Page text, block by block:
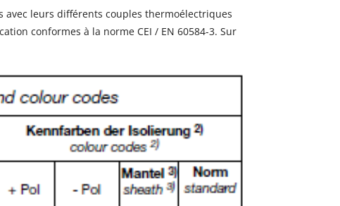
avec leurs différents couples thermoélectriques
conformes à la norme CEI / EN 60584-3. Sur